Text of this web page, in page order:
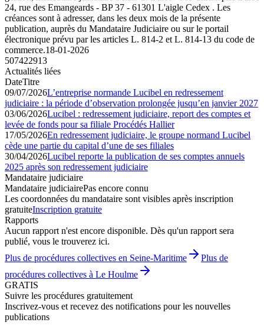
24, rue des Emangeards - BP 37 - 61301 L'aigle Cedex . Les
créances sont à adresser, dans les deux mois de la présente
publication, auprès du Mandataire Judiciaire ou sur le portail
électronique prévu par les articles L. 814-2 et L. 814-13 du code de
commerce.18-01-2026
507422913
Actualités liées
DateTitre
09/07/2026L’entreprise normande Lucibel en redressement
judiciaire : la période d’observation prolongée jusqu’en janvier 2027
03/06/2026Lucibel : redressement judiciaire, report des comptes et
levée de fonds pour sa filiale Procédés Hallier
17/05/2026En redressement judiciaire, le groupe normand Lucibel
cède une partie du capital d’une de ses filiales
30/04/2026Lucibel reporte la publication de ses comptes annuels
2025 après son redressement judiciaire
Mandataire judiciaire
Mandataire judiciairePas encore connu
Les coordonnées du mandataire sont visibles après inscription
gratuiteInscription gratuite
Rapports
Aucun rapport n'est encore disponible. Dès qu'un rapport sera
publié, vous le trouverez ici.
Plus de procédures collectives en Seine-Maritime
Plus de
procédures collectives à Le Houlme
GRATIS
Suivre les procédures gratuitement
Inscrivez-vous et recevez des notifications pour les nouvelles
publications